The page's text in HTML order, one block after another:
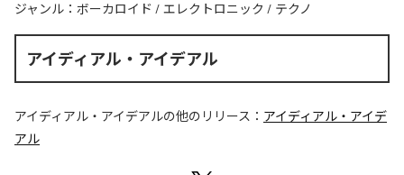
ジャンル： ボーカロイド / エレクトロニック / テクノ
アイディアル・アイデアル
アイディアル・アイデアルの他のリリース： アイディアル・アイデ
アル